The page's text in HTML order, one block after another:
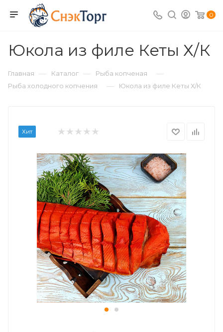
0
Юкола из филе Кеты Х/К
Главная — Каталог — Рыба копченая —
Рыба холодного копчения — Юкола из филе Кеты Х/К
Хит